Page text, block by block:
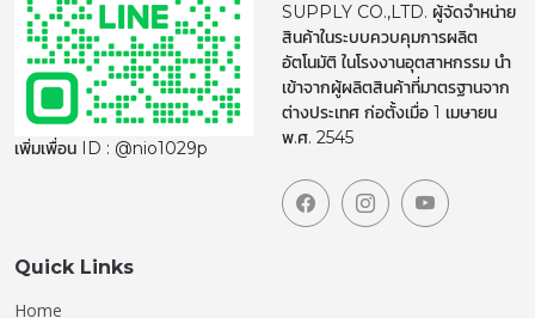
เพิ่มเพื่อน ID : @nio1029p
SUPPLY CO.,LTD. ผู้จัดจำหน่าย
สินค้าในระบบควบคุมการผลิต
อัตโนมัติ ในโรงงานอุตสาหกรรม นำ
เข้าจากผู้ผลิตสินค้าที่มาตรฐานจาก
ต่างประเทศ ก่อตั้งเมื่อ 1 เมษายน
พ.ศ. 2545
Quick Links
Home